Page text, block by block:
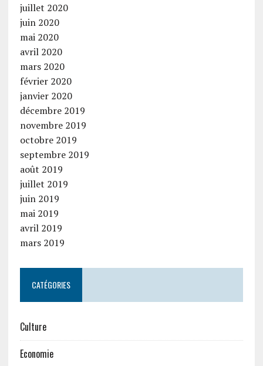
juillet 2020
juin 2020
mai 2020
avril 2020
mars 2020
février 2020
janvier 2020
décembre 2019
novembre 2019
octobre 2019
septembre 2019
août 2019
juillet 2019
juin 2019
mai 2019
avril 2019
mars 2019
CATÉGORIES
Culture
Economie